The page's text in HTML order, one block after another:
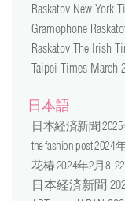
Raskatov New York
Gramophone
Raskatov The Irish
Taipei Times March
日本語
日本経済新聞
the fashion post 2024
花椿 2024年2月8,
日本経済新聞